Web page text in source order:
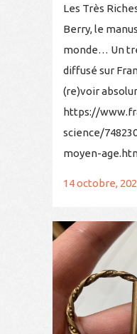
Les Très
Berry, le
monde… Un
diffusé sur
(re)voir
https://
science/
moyen-
14 octobre,